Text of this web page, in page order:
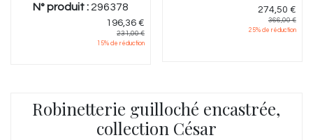
N° produit : 296378
196,36€
231,00€
15% de réduction
274,50 €
366,00€
25% de réduction
Robinetterie guilloché encastrée,
collection César